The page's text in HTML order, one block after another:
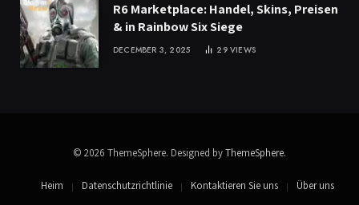
R6 Marketplace: Handel, Skins, Preisen
& in Rainbow Six Siege
DECEMBER 3, 2025 29VIEWS
© 2026 ThemeSphere. Designed byThemeSphere.
Heim Datenschutzrichtlinie Kontaktieren Sie uns Über uns